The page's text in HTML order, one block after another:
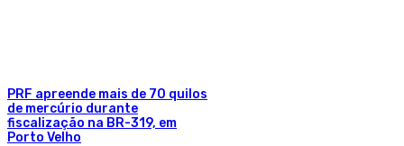
PRF apreende mais de 70 quilos
de mercúrio durante
fiscalização na BR-319, em
Porto Velho